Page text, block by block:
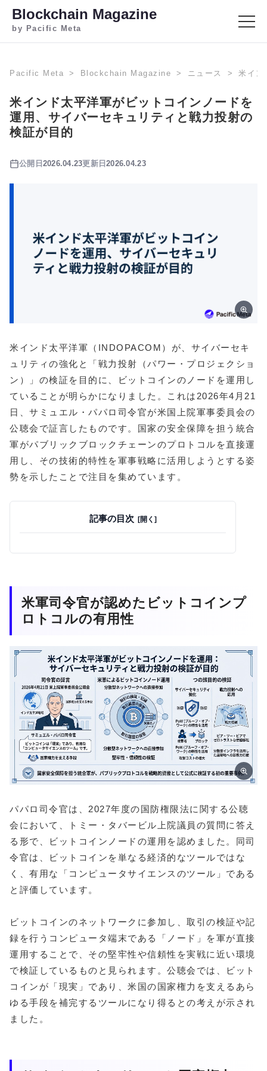
Blockchain Magazine
by Pacific Meta
Pacific Meta Blockchain Magazine ニュース 米イン
米インド太平洋軍がビットコインノードを
運用、サイバーセキュリティと戦力投射の
検証が目的
公開日 2026.04.23更新日2026.04.23
米インド太平洋軍（INDOPACOM）が、サイバーセキ
ュリティの強化と「戦力投射（パワー・プロジェクショ
ン）」の検証を目的に、ビットコインのノードを運用し
ていることが明らかになりました。これは2026年4月21
日、サミュエル・パパロ司令官が米国上院軍事委員会の
公聴会で証言したものです。国家の安全保障を担う統合
軍がパブリックブロックチェーンのプロトコルを直接運
用し、その技術的特性を軍事戦略に活用しようとする姿
勢を示したことで注目を集めています。
記事の目次
米軍司令官が認めたビットコインプ
ロトコルの有用性
パパロ司令官は、2027年度の国防権限法に関する公聴
会において、トミー・タバービル上院議員の質問に答え
る形で、ビットコインノードの運用を認めました。同司
令官は、ビットコインを単なる経済的なツールではな
く、有用な「コンピュータサイエンスのツール」である
と評価しています。
ビットコインのネットワークに参加し、取引の検証や記
録を行うコンピュータ端末である「ノード」を軍が直接
運用することで、その堅牢性や信頼性を実戦に近い環境
で検証しているものと見られます。公聴会では、ビット
コインが「現実」であり、米国の国家権力を支えるあら
ゆる手段を補完するツールになり得るとの考えが示され
ました。